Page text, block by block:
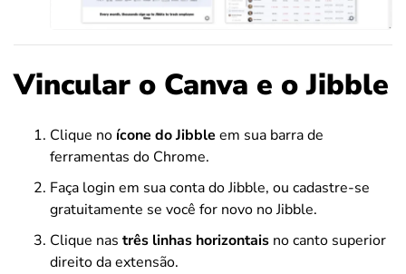
Vincular o Canva e o Jibble
Clique no ícone do Jibble em sua barra de
ferramentas do Chrome.
Faça login em sua conta do Jibble, ou cadastre-se
gratuitamente se você for novo no Jibble.
Clique nas três linhas horizontais no canto superior
direito da extensão.